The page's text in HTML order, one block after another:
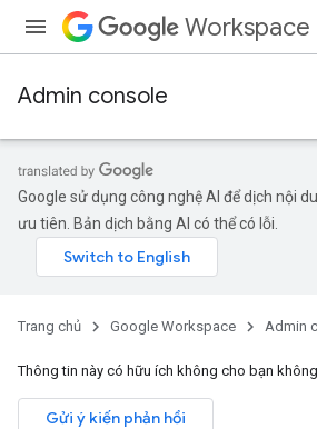
Workspace
Admin console
Google sử dụng công nghệ AI để dịch nội
ưu tiên. Bản dịch bằng AI có thể có lỗi.
Trang chủ Google Workspace Admin
Thông tin này có hữu ích không cho bạn
Gửi ý kiến phản hồi